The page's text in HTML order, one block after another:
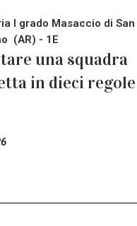
I grado Masaccio di San
(AR) - 1E
una squadra
in dieci regole